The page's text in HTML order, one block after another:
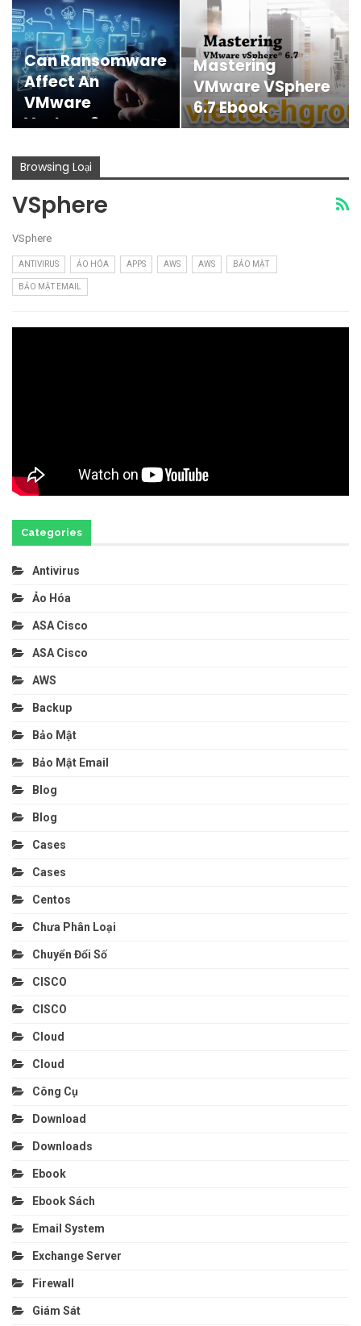
Can Ransomware
Affect An
VMware
Vsphere?
Mastering
VMware VSphere
6.7 Ebook
Browsing Loại
VSphere
VSphere
ANTIVIRUS ẢO HÓA APPS AWS AWS BẢO MẬT
BẢO MẬT EMAIL
Categories
Antivirus
Ảo Hóa
ASA Cisco
ASA Cisco
AWS
Backup
Bảo Mật
Bảo Mật Email
Blog
Blog
Cases
Cases
Centos
Chưa Phân Loại
Chuyển Đổi Số
CISCO
CISCO
Cloud
Cloud
Công Cụ
Download
Downloads
Ebook
Ebook Sách
Email System
Exchange Server
Firewall
Giám Sát